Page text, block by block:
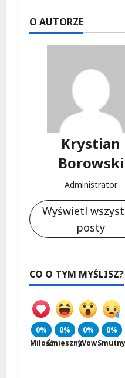
O AUTORZE
Krystian
Borowski
Administrator
Wyświetl
posty
CO O TYM MYŚLISZ?
0%
Miłość
0%
Śmieszny
0%
Wow
0%
Smutny